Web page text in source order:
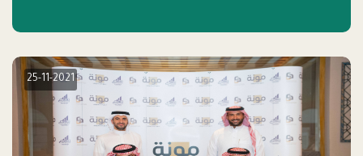
25-11-2021